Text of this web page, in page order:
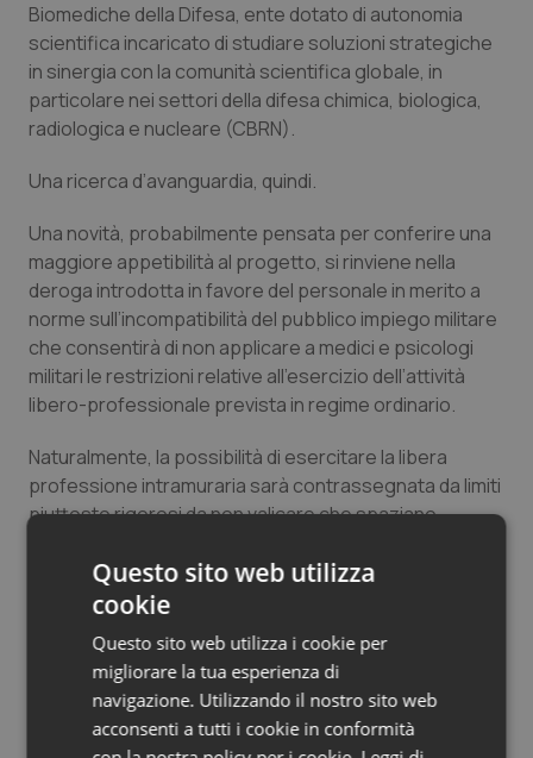
Biomediche della Difesa, ente dotato di autonomia
scientifica incaricato di studiare soluzioni strategiche
in sinergia con la comunità scientifica globale, in
particolare nei settori della difesa chimica, biologica,
radiologica e nucleare (CBRN).
Una ricerca d’avanguardia, quindi.
Una novità, probabilmente pensata per conferire una
maggiore appetibilità al progetto, si rinviene nella
deroga introdotta in favore del personale in merito a
norme sull’incompatibilità del pubblico impiego militare
che consentirà di non applicare a medici e psicologi
militari le restrizioni relative all’esercizio dell’attività
libero-professionale prevista in regime ordinario.
Naturalmente, la possibilità di esercitare la libera
professione intramuraria sarà contrassegnata da limiti
piuttosto rigorosi da non valicare che spaziano
conflitto di interessi, passando per la tracciabilità dei
pagamenti, l’assenza di utilizzo improprio delle
Assolutamente vietate le consulenze con
l’Amministrazione della Difesa, le attività finalizzate a
favorire concorsi e le certificazioni incompatibili con il
Questo sito web utilizza
cookie
Questo sito web utilizza i cookie per
migliorare la tua esperienza di
navigazione. Utilizzando il nostro sito web
acconsenti a tutti i cookie in conformità